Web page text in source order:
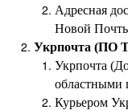
Адресная
Новой
Укрпочта
Укрпочта
областными
Курьером